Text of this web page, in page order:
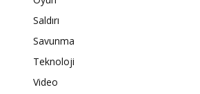
Saldırı
Savunma
Teknoloji
Video